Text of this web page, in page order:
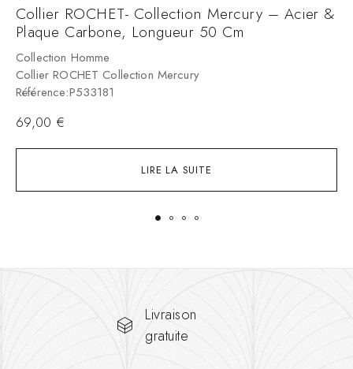
LIRE LA SUITE
Collier ROCHET- Collection Mercury – Acier &
Plaque Carbone, Longueur 50 Cm
Collection Homme
Collier ROCHET Collection Mercury
Référence:P533181
69,00 €
Livraison
gratuite